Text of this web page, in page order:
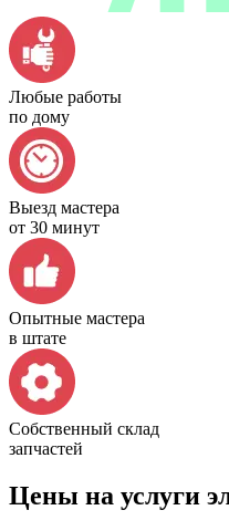
Любые работы
по дому
Выезд мастера
от 30 минут
Опытные мастера
в штате
Собственный склад
запчастей
Цены на услуги